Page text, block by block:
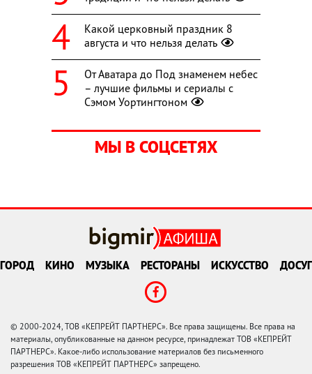
Какой церковный праздник 8
августа и что нельзя делать
От Аватара до Под знаменем небес
– лучшие фильмы и сериалы с
Сэмом Уортингтоном
МЫ В СОЦСЕТЯХ
ГОРОД КИНО МУЗЫКА РЕСТОРАНЫ ИСКУССТВО ДОСУГ
© 2000-2024, ТОВ «КЕПРЕЙТ ПАРТНЕРС». Все права защищены. Все права на
материалы, опубликованные на данном ресурсе, принадлежат ТОВ «КЕПРЕЙТ
ПАРТНЕРС». Какое-либо использование материалов без письменного
разрешения ТОВ «КЕПРЕЙТ ПАРТНЕРС» запрещено.